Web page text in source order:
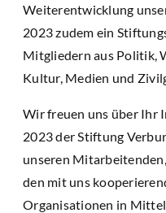
Weiterentwicklung
2023 zudem ein
Mitgliedern aus Politik,
Kultur, Medien und
Wir freuen uns über Ihr
2023 der Stiftung
unseren
den mit uns
Organisationen in